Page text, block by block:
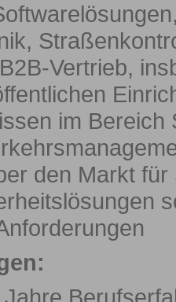
Vertrieb,
im
den Markt